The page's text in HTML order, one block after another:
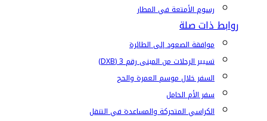
رسوم الأمتعة في المطار
روابط ذات صلة
موافقة الصعود إلى الطائرة
تسيير الرحلات من المبنى رقم 3 (DXB)
السفر خلال موسم العمرة والحج
سفر الأم الحامل
الكراسي المتحركة والمساعدة في التنقل